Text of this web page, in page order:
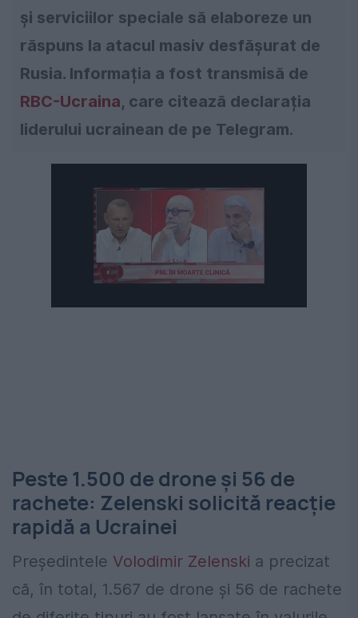
și serviciilor speciale să elaboreze un
răspuns la atacul masiv desfășurat de
Rusia. Informația a fost transmisă de
RBC-Ucraina, care citează declarația
liderului ucrainean de pe Telegram.
Peste 1.500 de drone și 56 de
rachete: Zelenski solicită reacție
rapidă a Ucrainei
Președintele Volodimir Zelenski a precizat
că, în total, 1.567 de drone și 56 de rachete